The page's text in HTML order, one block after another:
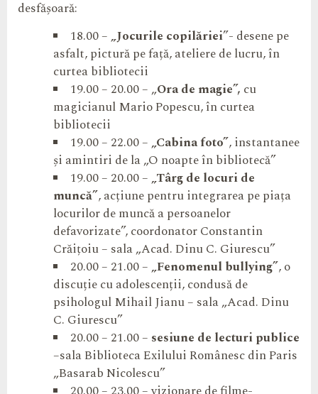
desfășoară:
18.00 – „Jocurile copilăriei”- desene pe
asfalt, pictură pe față, ateliere de lucru, în
curtea bibliotecii
19.00 – 20.00 – „Ora de magie”, cu
magicianul Mario Popescu, în curtea
bibliotecii
19.00 – 22.00 – „Cabina foto”, instantanee
și amintiri de la „O noapte în bibliotecă”
19.00 – 20.00 – „Târg de locuri de
muncă”, acțiune pentru integrarea pe piața
locurilor de muncă a persoanelor
defavorizate”, coordonator Constantin
Crăițoiu – sala „Acad. Dinu C. Giurescu”
20.00 – 21.00 – „Fenomenul bullying”, o
discuție cu adolescenții, condusă de
psihologul Mihail Jianu – sala „Acad. Dinu
C. Giurescu”
20.00 – 21.00 – sesiune de lecturi publice
–sala Biblioteca Exilului Românesc din Paris
„Basarab Nicolescu”